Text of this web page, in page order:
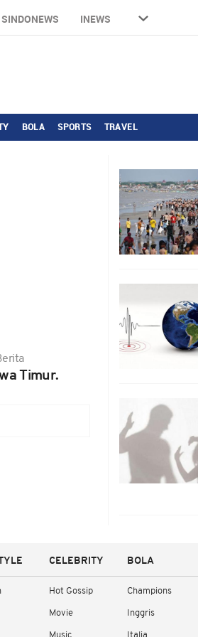
SINDONEWS INEWS
BOLA SPORTS TRAVEL
Timur.
CELEBRITY
Hot Gossip
Movie
BOLA
Champions
Inggris